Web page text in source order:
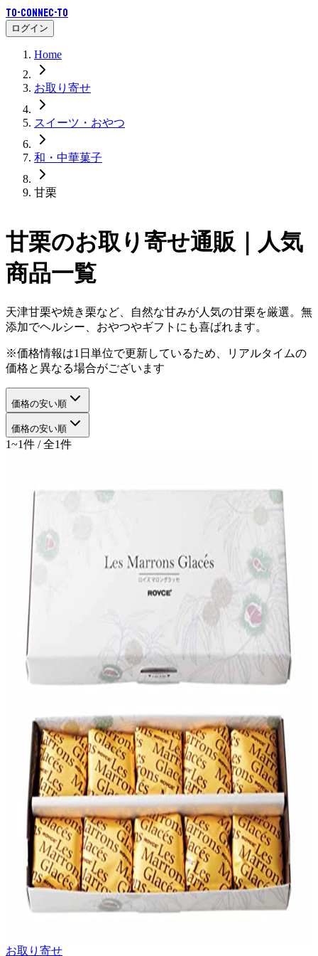
To-Connec-TO
ログイン
Home
お取り寄せ
スイーツ・おやつ
和・中華菓子
甘栗
甘栗のお取り寄せ通販｜人気
商品一覧
天津甘栗や焼き栗など、自然な甘みが人気の甘栗を厳選。無
添加でヘルシー、おやつやギフトにも喜ばれます。
※価格情報は1日単位で更新しているため、リアルタイムの
価格と異なる場合がございます
価格の安い順
価格の安い順
1~1件 / 全1件
お取り寄せ